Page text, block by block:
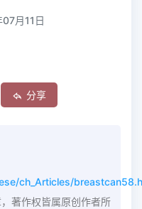
月11日
分享
ch_Articles/
著作权皆属原创作者所